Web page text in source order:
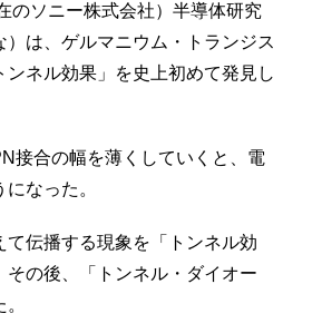
のソニー株式会社）半導体研究
は、ゲルマニウム・トランジス
ネル効果」を史上初めて発見し
接合の幅を薄くしていくと、電
なった。
伝播する現象を「トンネル効
の後、「トンネル・ダイオー